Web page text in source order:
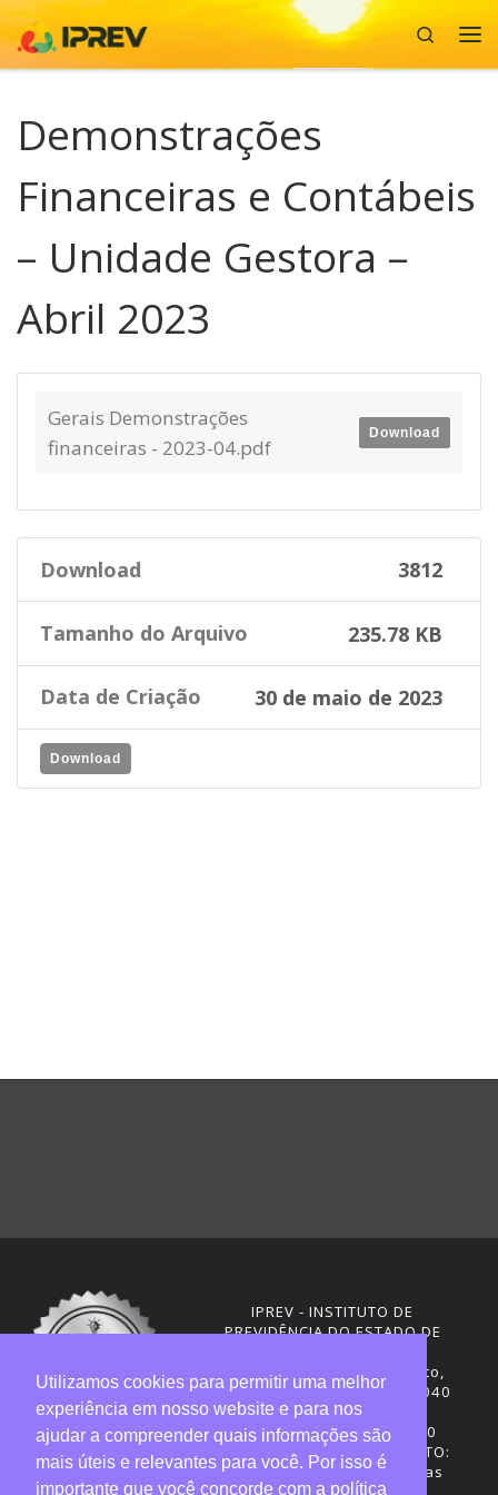
Skip to content
Search
Demonstrações
Financeiras e Contábeis
– Unidade Gestora –
Abril 2023
Gerais Demonstrações
financeiras - 2023-04.pdf
Download
Download 3812
Tamanho do Arquivo 235.78 KB
Data de Criação 30 de maio de 2023
Download
IPREV - INSTITUTO DE
PREVIDÊNCIA DO ESTADO DE
Rua Visconde de Ouro Preto,
291 – Centro - CEP: 88020-040
Florianópolis - SC
Telefones: (48) 3665-4600
HORÁRIO DE FUNCIONAMENTO:
Central de Atendimento: das
Utilizamos cookies para permitir uma melhor
experiência em nosso website e para nos
ajudar a compreender quais informações são
mais úteis e relevantes para você. Por isso é
importante que você concorde com a política